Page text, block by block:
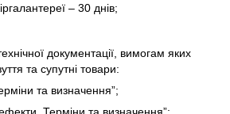
– 30 днів;
документації, вимогам яких
та супутні товари:
та визначення”;